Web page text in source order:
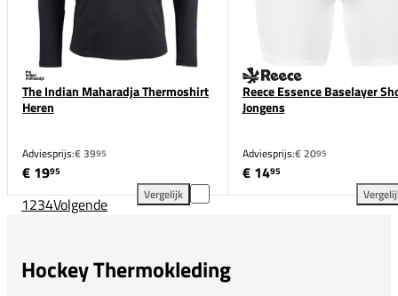
The Indian Maharadja Thermoshirt
Heren
Adviesprijs:€ 3995
€ 1995
Vergelijk
The Indian Maharadja Thermoshirt Heren
Reece Essence Baselayer
Jongens
Adviesprijs:€ 2095
€ 1495
1234Volgende
Hockey Thermokleding